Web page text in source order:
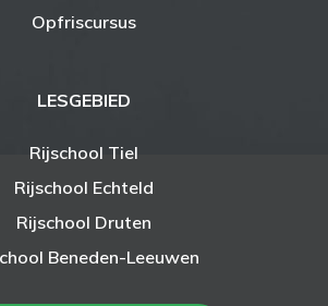
Opfriscursus
LESGEBIED
Rijschool Tiel
Rijschool Echteld
Rijschool Druten
Beneden-Leeuwen